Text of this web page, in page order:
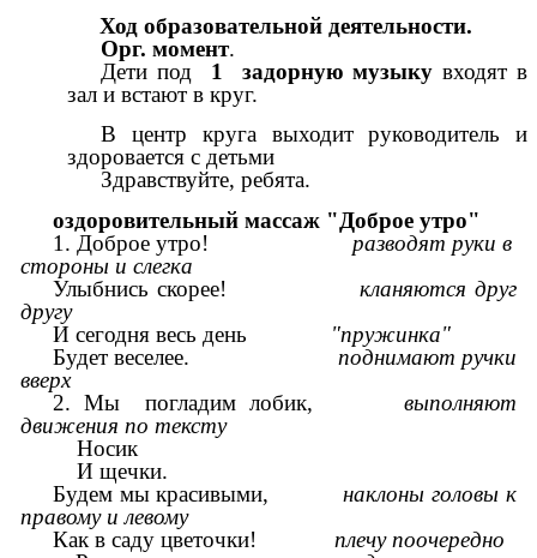
Ход образовательной деятельности.
Орг. момент.
Дети под 1 задорную музыку входят в
зал и встают в круг.
В центр круга выходит руководитель и
здоровается с детьми
Здравствуйте, ребята.
оздоровительный массаж "Доброе утро"
1. Доброе утро! разводят руки в
стороны и слегка
Улыбнись скорее!кланяются друг
другу
И сегодня весь день "пружинка"
Будет веселее. поднимают ручки
вверх
2. Мы погладим лобик, выполняют
движения по тексту
Носик
И щечки.
Будем мы красивыми,наклоны головы к
правому и левому
Как в саду цветочки! плечу поочередно